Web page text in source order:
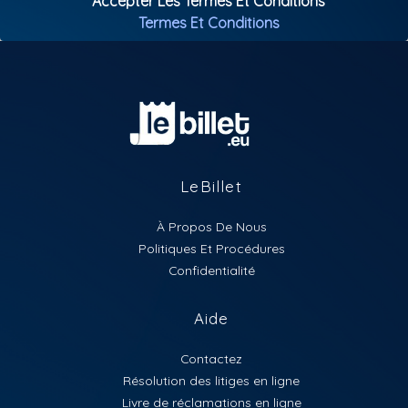
Termes Et Conditions
LeBillet
À Propos De Nous
Politiques Et Procédures
Confidentialité
Aide
Contactez
Résolution des litiges en ligne
Livre de réclamations en ligne